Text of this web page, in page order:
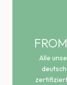
FROM
Alle